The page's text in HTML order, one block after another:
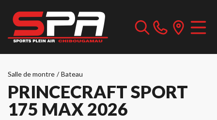
Salle de montre / Bateau
PRINCECRAFT SPORT
175 MAX 2026